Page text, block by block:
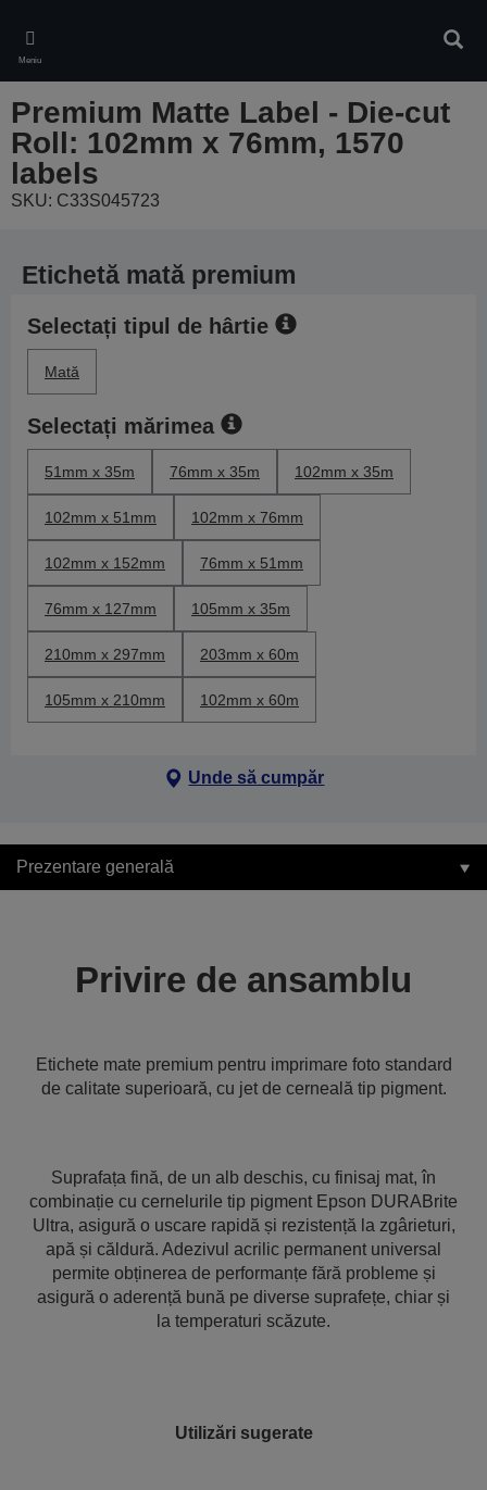
main
content
Meniu
Premium Matte Label - Die-cut
Roll: 102mm x 76mm, 1570
labels
SKU: C33S045723
Etichetă mată premium
Selectați tipul de hârtie
Mată
Selectați mărimea
51mm x 35m 76mm x 35m 102mm x 35m
102mm x 51mm 102mm x 76mm
102mm x 152mm 76mm x 51mm
76mm x 127mm 105mm x 35m
210mm x 297mm 203mm x 60m
105mm x 210mm 102mm x 60m
Unde să cumpăr
Prezentare generală
Privire de ansamblu
Etichete mate premium pentru imprimare foto standard
de calitate superioară, cu jet de cerneală tip pigment.
Suprafața fină, de un alb deschis, cu finisaj mat, în
combinație cu cernelurile tip pigment Epson DURABrite
Ultra, asigură o uscare rapidă și rezistență la zgârieturi,
apă și căldură. Adezivul acrilic permanent universal
permite obținerea de performanțe fără probleme și
asigură o aderență bună pe diverse suprafețe, chiar și
la temperaturi scăzute.
Utilizări sugerate